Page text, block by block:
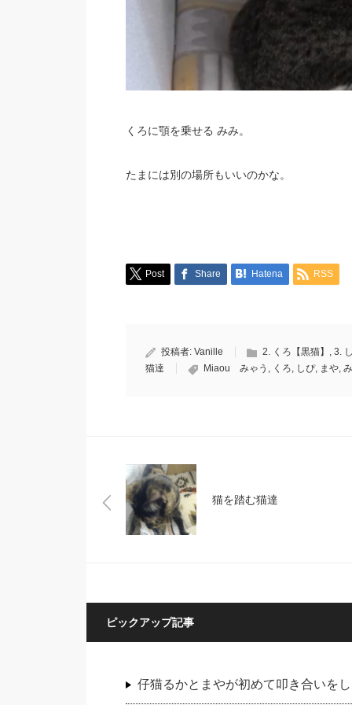
くろに顎を乗せる みみ。
たまには別の場所もいいのかな。
Post Share Hatena RSS
投稿者: Vanille 2. くろ【黒猫】 , 3.
猫達
Miaou みゃう , くろ, しぴ, まや,
猫を踏む猫達
ピックアップ記事
仔猫るかとまやが初めて叩き合いを